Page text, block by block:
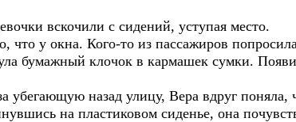
вскочили с сидений, уступая место.
что у окна. Кого-то из пассажиров
бумажный клочок в кармашек сумки.
убегающую назад улицу, Вера вдруг поняла,
на пластиковом сиденье, она